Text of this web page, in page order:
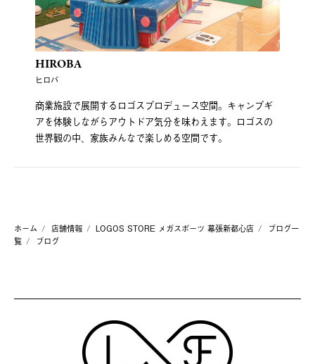
HIROBA
ヒロバ
商業施設で展開するロゴスプロデュース空間。キャンプギ
アを体験しながらアウトドア気分を味わえます。ロゴスの
世界観の中、家族みんなで楽しめる空間です。
ホーム 店舗情報 LOGOS STORE メガスポーツ 幕張新都心店
ブログ一
覧
ブログ